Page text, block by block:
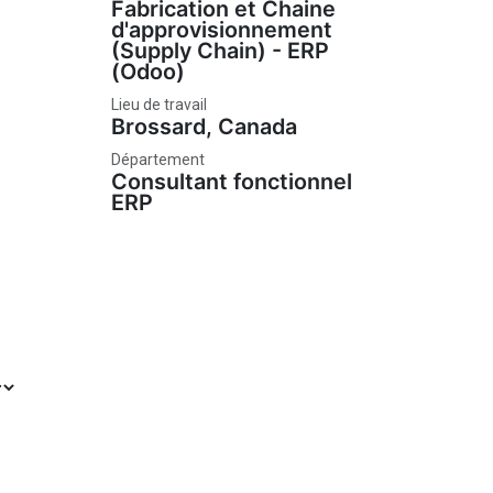
Fabrication et Chaine
d'approvisionnement
(Supply Chain) - ERP
(Odoo)
Lieu de travail
Brossard, Canada
Département
Consultant fonctionnel
ERP